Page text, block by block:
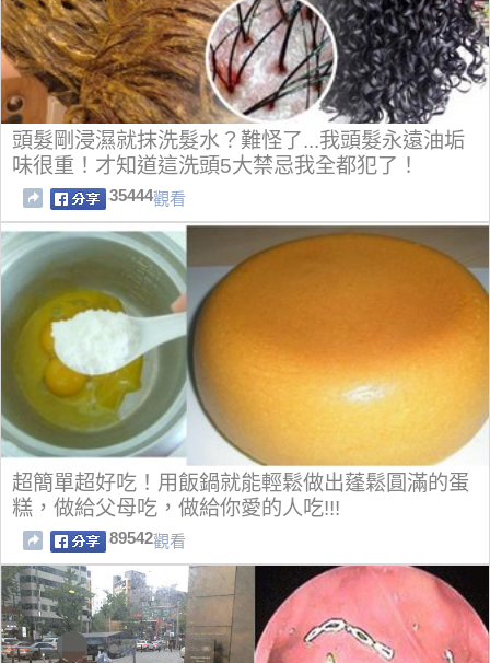
頭髮剛浸濕就抹洗髮水？難怪了...我頭髮永遠油垢
味很重！才知道這洗頭5大禁忌我全都犯了！
35444觀看
超簡單超好吃！用飯鍋就能輕鬆做出蓬鬆圓滿的蛋
糕，做給父母吃，做給你愛的人吃!!!
89542觀看